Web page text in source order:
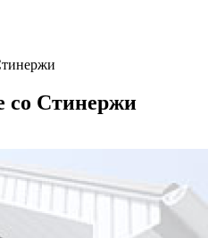
со Стинержи